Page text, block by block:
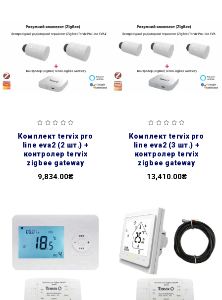
комплект tervix pro
line eva2 (2 шт.) +
контролер tervix
zigbee gateway
9,834.00₴
комплект tervix pro
line eva2 (3 шт.) +
контролер tervix
zigbee gateway
13,410.00₴